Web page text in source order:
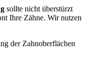
sollte nicht überstürzt
Ihre Zähne. Wir nutzen
der Zahnoberflächen